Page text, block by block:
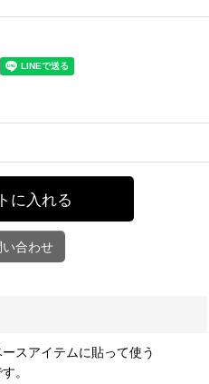
に入れる
い合わせ
スアイテムに貼って使う
。